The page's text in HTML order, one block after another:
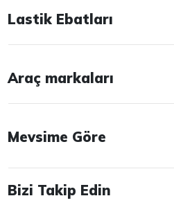
Lastik Ebatları
Araç markaları
Mevsime Göre
Bizi Takip Edin